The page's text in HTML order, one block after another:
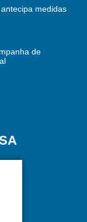
medidas
de